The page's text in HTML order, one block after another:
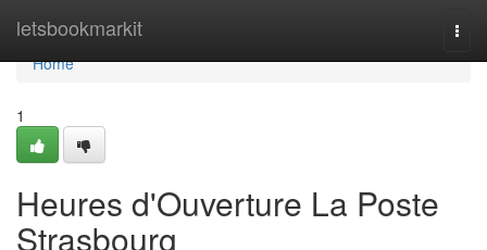
letsbookmarkit
Home
Home
1
Heures d'Ouverture La Poste
Strasbourg